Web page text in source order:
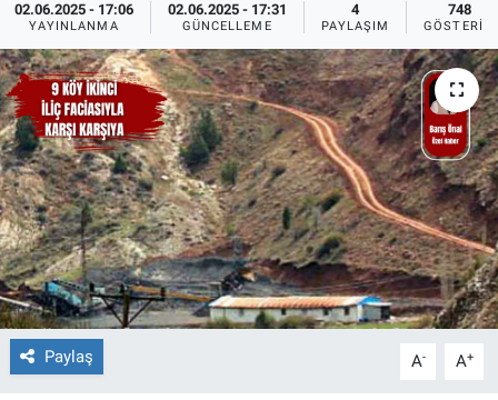
02.06.2025 - 17:06
YAYINLANMA
02.06.2025 - 17:31
GÜNCELLEME
4
PAYLAŞIM
748
GÖSTERIM
Paylaş A- A+
Eğlence
Ekonomi
Forum
Gerçeğin İzinde
Gün Başlıyor
Gün Bitiyor
Gün Ortası